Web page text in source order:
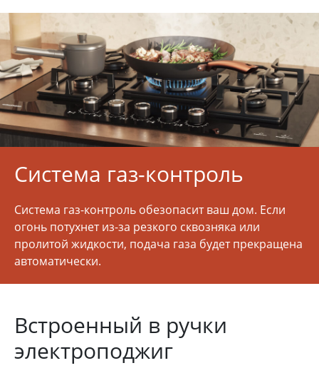
Система газ-контроль
Система газ-контроль обезопасит ваш дом. Если
огонь потухнет из-за резкого сквозняка или
пролитой жидкости, подача газа будет прекращена
автоматически.
Встроенный в ручки
электроподжиг